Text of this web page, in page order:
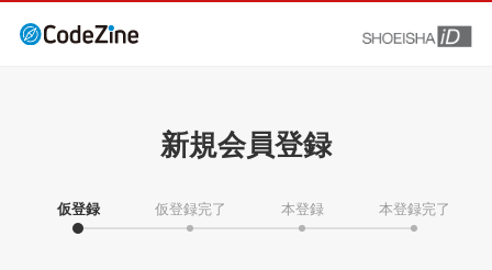
新規会員登録
仮登録 仮登録完了 本登録 本登録完了